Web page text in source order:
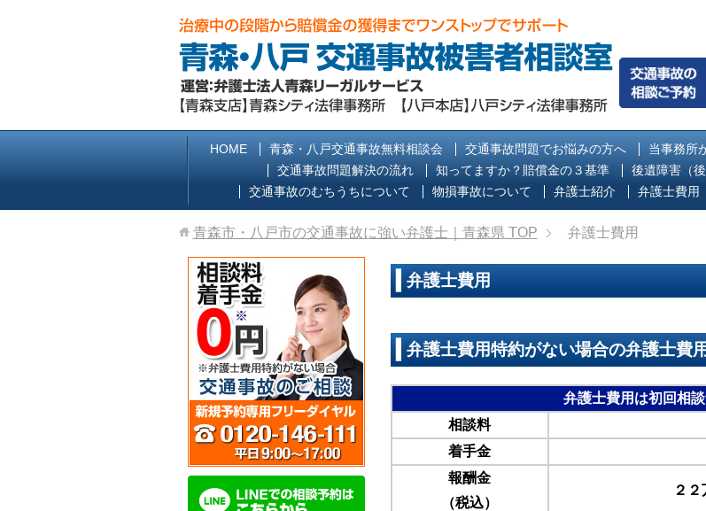
HOME 青森・八戸交通事故無料相談会 交通事故問題でお悩みの方へ 当事務所
交通事故問題解決の流れ
知ってますか？賠償金の３基準 後遺障害（
交通事故のむちうちについて
物損事故について 弁護士紹介 弁護士費用
青森市・八戸市の交通事故に強い弁護士｜青森県 TOP 弁護士費用
弁護士費用
弁護士費用特約がない場合の弁護士費用
弁護士費用は初回相
相談料
着手金
報酬金
（税込）
２